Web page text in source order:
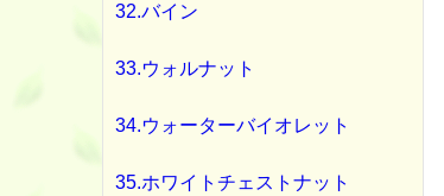
32.バイン
33.ウォルナット
34.ウォーターバイオレット
35.ホワイトチェストナット